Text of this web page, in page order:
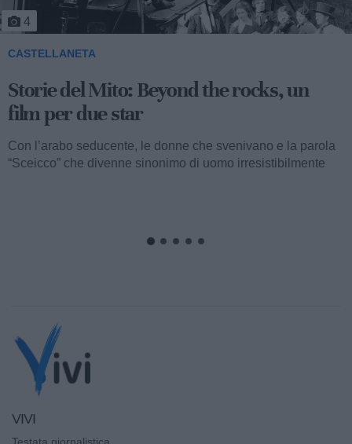
4
CASTELLANETA
Storie del Mito: Beyond the rocks, un
film per due star
Con l’arabo seducente, le donne che svenivano e la parola
“Sceicco” che divenne sinonimo di uomo irresistibilmente
VIVI
Testata giornalistica